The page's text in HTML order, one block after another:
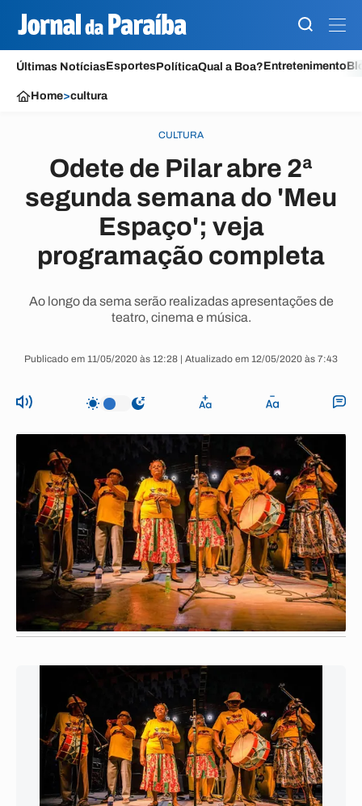
Últimas NotíciasEsportesPolíticaQual a Boa?Entretenimento
Home>cultura
CULTURA
Odete de Pilar abre 2ª
segunda semana do 'Meu
Espaço'; veja
programação completa
Ao longo da sema serão realizadas apresentações de
teatro, cinema e música.
Publicado em 11/05/2020 às 12:28 | Atualizado em 12/05/2020 às 7:43